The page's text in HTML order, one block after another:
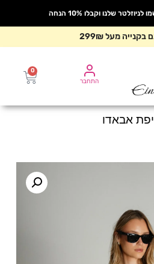
שלנו וקבלו 10% הנחה
מעל 299₪
0
התחבר
אבאדו